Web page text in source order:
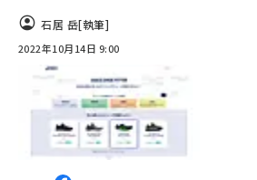
石居 岳[執筆]
2022年10月14日 9:00